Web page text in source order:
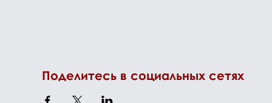
Поделитесь в социальных сетях